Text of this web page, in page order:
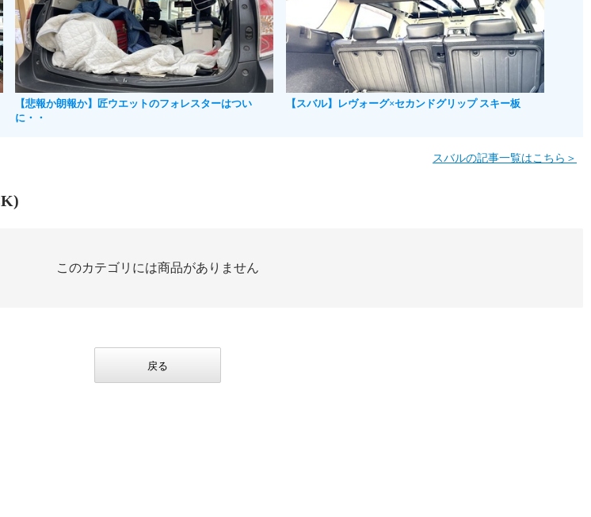
【悲報か朗報か】匠ウエットのフォレスターはつい
に・・
【スバル】レヴォーグ×セカンドグリップ スキー板
スバルの記事一覧はこちら＞
このカテゴリには商品がありません
戻る